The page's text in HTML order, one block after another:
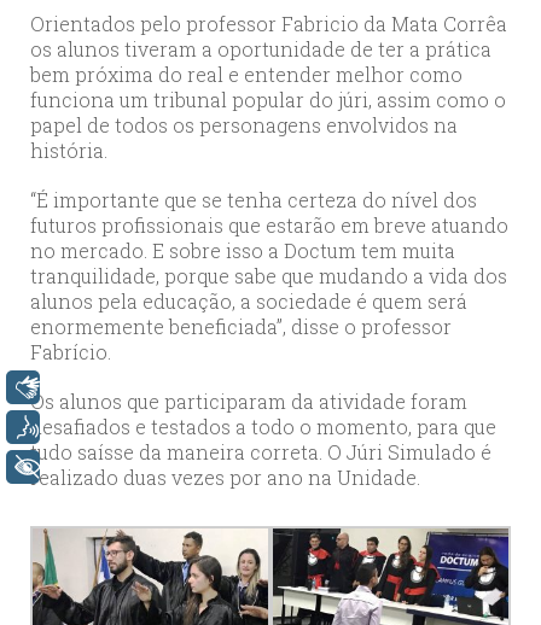
Orientados pelo professor Fabricio da Mata Corrêa
os alunos tiveram a oportunidade de ter a prática
bem próxima do real e entender melhor como
funciona um tribunal popular do júri, assim como o
papel de todos os personagens envolvidos na
história.
“É importante que se tenha certeza do nível dos
futuros profissionais que estarão em breve atuando
no mercado. E sobre isso a Doctum tem muita
tranquilidade, porque sabe que mudando a vida dos
alunos pela educação, a sociedade é quem será
enormemente beneficiada”, disse o professor
Fabrício.
Os alunos que participaram da atividade foram
desafiados e testados a todo o momento, para que
tudo saísse da maneira correta. O Júri Simulado é
realizado duas vezes por ano na Unidade.
Voz
+ Acessibilidade